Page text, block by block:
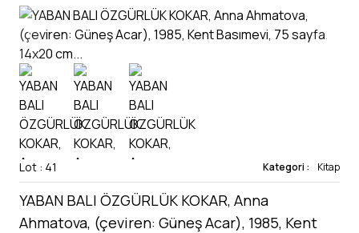
Lot : 41 Kategori : Kitap
YABAN BALI ÖZGÜRLÜK KOKAR, Anna
Ahmatova, (çeviren: Güneş Acar), 1985, Kent